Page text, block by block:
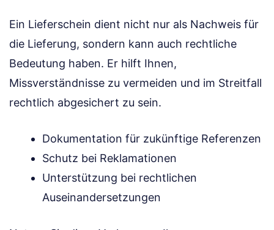
Ein Lieferschein dient nicht nur als Nachweis für
die Lieferung, sondern kann auch rechtliche
Bedeutung haben. Er hilft Ihnen,
Missverständnisse zu vermeiden und im Streitfall
rechtlich abgesichert zu sein.
Dokumentation für zukünftige Referenzen
Schutz bei Reklamationen
Unterstützung bei rechtlichen
Auseinandersetzungen